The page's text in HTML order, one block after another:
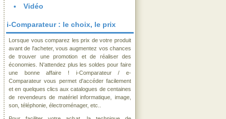
Vidéo
i-Comparateur : le choix, le prix
Lorsque vous comparez les prix de votre produit
avant de l'acheter, vous augmentez vos chances
de trouver une promotion et de réaliser des
économies. N'attendez plus les soldes pour faire
une bonne affaire ! i-Comparateur / e-
Comparateur vous permet d'accéder facilement
et en quelques clics aux catalogues de centaines
de revendeurs de matériel informatique, image,
son, téléphonie, électroménager, etc..